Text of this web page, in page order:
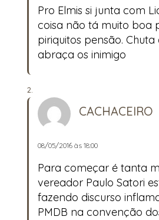
Pro Elmis si junta com
coisa não tá muito boa
piriquitos pensão.
abraça os inimigo
CACHACEIRO
08/05/2016 às 18:00
Para começar é tanta
vereador Paulo Satori
fazendo discurso
PMDB na convenção